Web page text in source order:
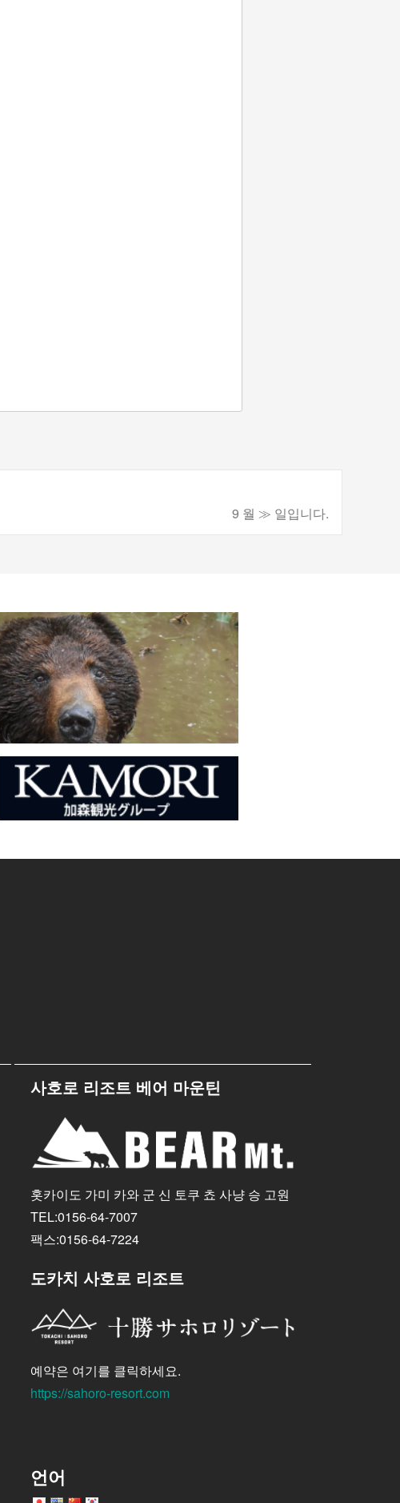
9 월 ≫ 일입니다.
사호로 리조트 베어 마운틴
홋카이도 가미 카와 군 신 토쿠 쵸 사냥 승 고원
TEL:0156-64-7007
팩스:0156-64-7224
도카치 사호로 리조트
예약은 여기를 클릭하세요.
https://sahoro-resort.com
언어